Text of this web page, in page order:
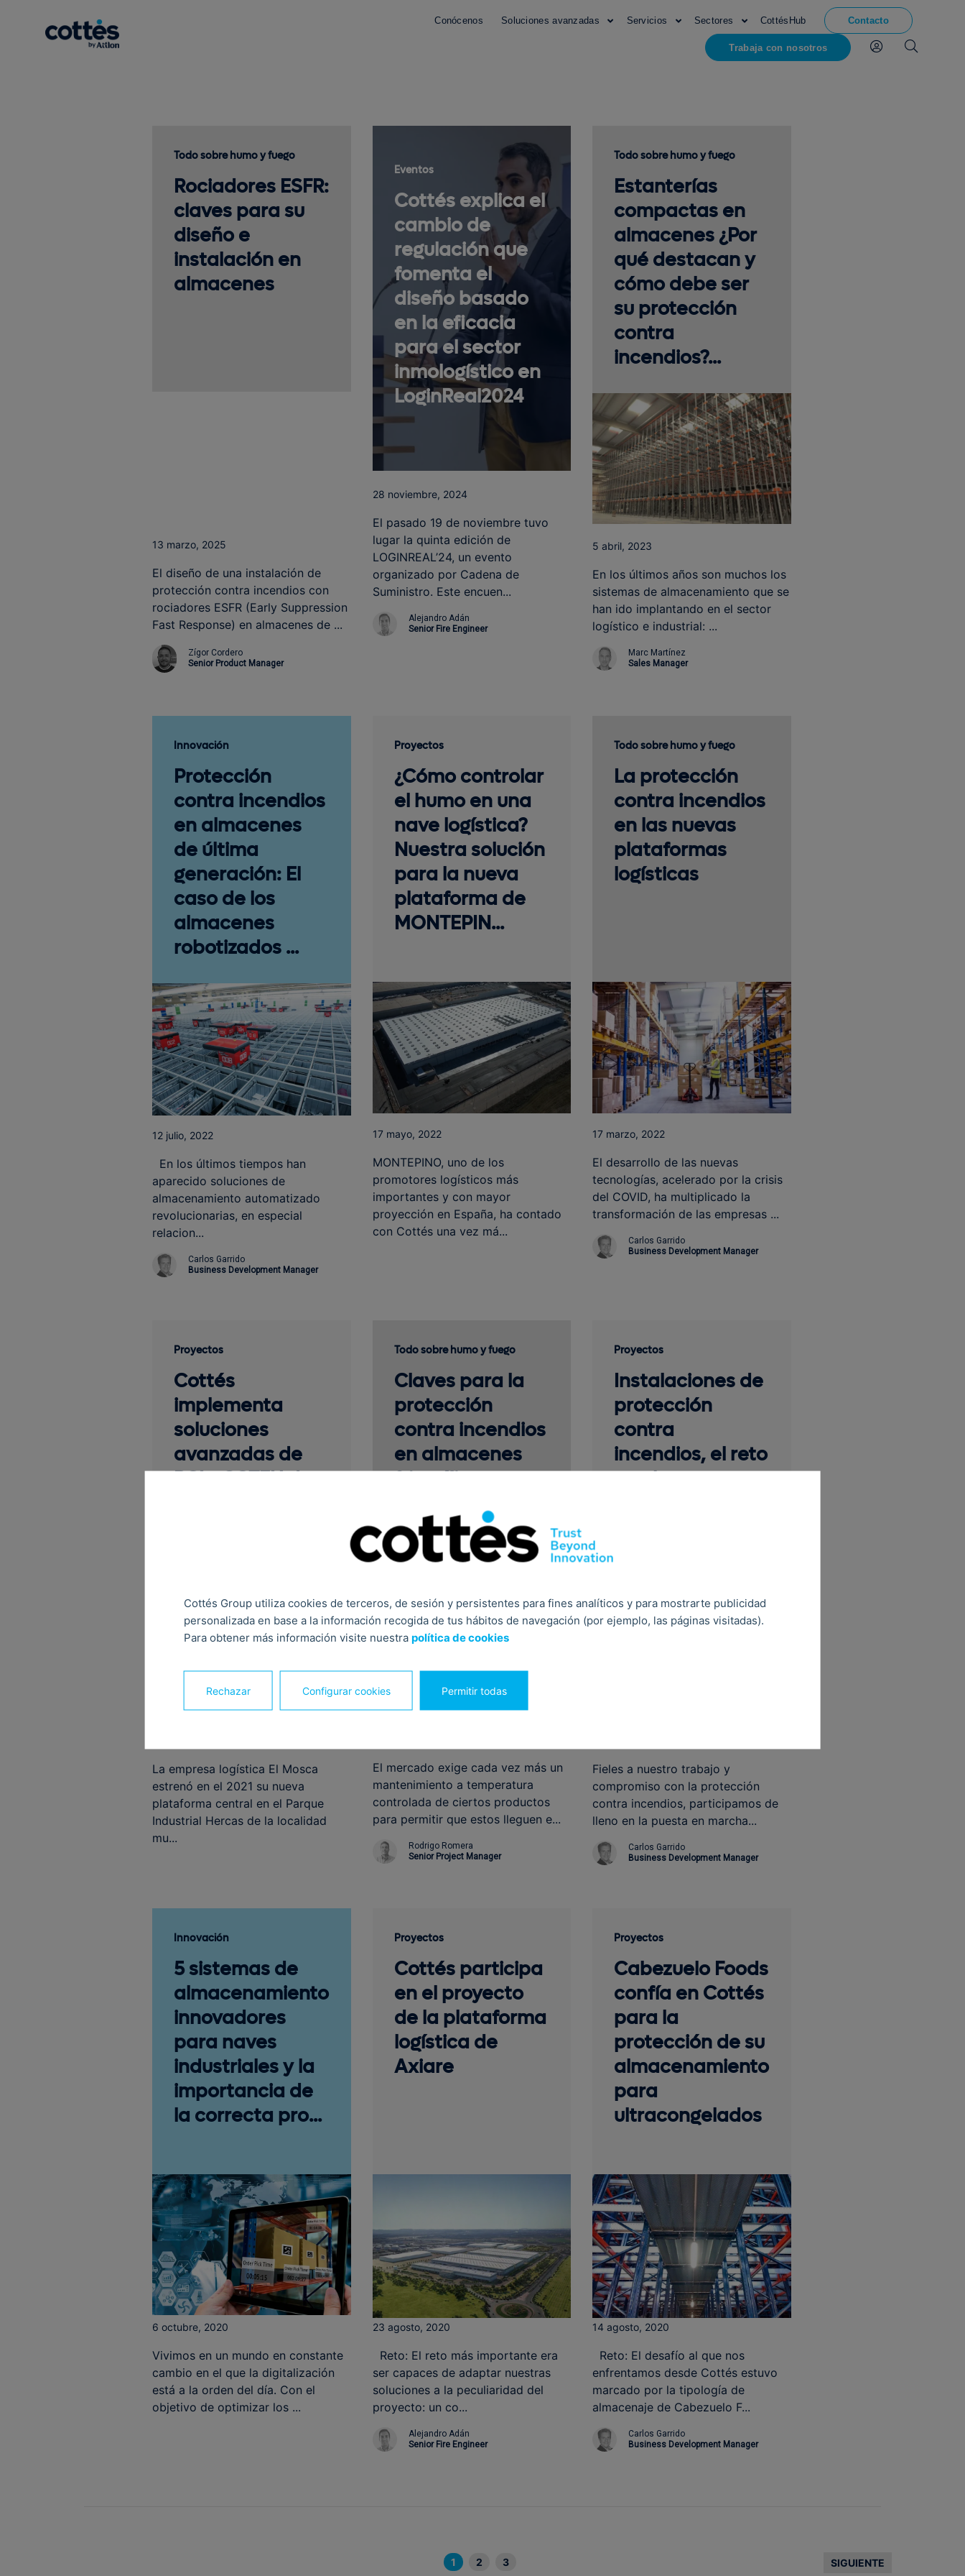
Conócenos Soluciones avanzadas Servicios Sectores CottésHub Contacto
Trabaja con nosotros
Todo sobre humo y fuego
Rociadores ESFR:
claves para su
diseño e
instalación en
almacenes
13 marzo, 2025
El diseño de una instalación de
protección contra incendios con
rociadores ESFR (Early Suppression
Fast Response) en almacenes de ...
Zígor Cordero
Senior Product Manager
Eventos
Cottés explica el
cambio de
regulación que
fomenta el
diseño basado
en la eficacia
para el sector
inmologístico en
LoginReal2024
28 noviembre, 2024
El pasado 19 de noviembre tuvo
lugar la quinta edición de
LOGINREAL’24, un evento
organizado por Cadena de
Suministro. Este encuen...
Alejandro Adán
Senior Fire Engineer
Todo sobre humo y fuego
Estanterías
compactas en
almacenes ¿Por
qué destacan y
cómo debe ser
su protección
contra
incendios?...
5 abril, 2023
En los últimos años son muchos los
sistemas de almacenamiento que se
han ido implantando en el sector
logístico e industrial: ...
Marc Martínez
Sales Manager
Innovación
Protección
contra incendios
en almacenes
de última
generación: El
caso de los
almacenes
robotizados ...
12 julio, 2022
En los últimos tiempos han
aparecido soluciones de
almacenamiento automatizado
revolucionarias, en especial
relacion...
Carlos Garrido
Business Development Manager
Proyectos
¿Cómo controlar
el humo en una
nave logística?
Nuestra solución
para la nueva
plataforma de
MONTEPIN...
17 mayo, 2022
MONTEPINO, uno de los
promotores logísticos más
importantes y con mayor
proyección en España, ha contado
con Cottés una vez má...
Todo sobre humo y fuego
La protección
contra incendios
en las nuevas
plataformas
logísticas
17 marzo, 2022
El desarrollo de las nuevas
tecnologías, acelerado por la crisis
del COVID, ha multiplicado la
transformación de las empresas ...
Carlos Garrido
Business Development Manager
Proyectos
Cottés
implementa
soluciones
avanzadas de
La empresa logística El Mosca
estrenó en el 2021 su nueva
plataforma central en el Parque
Industrial Hercas de la localidad
mu...
Todo sobre humo y fuego
Claves para la
protección
contra incendios
en almacenes
El mercado exige cada vez más un
mantenimiento a temperatura
controlada de ciertos productos
para permitir que estos lleguen e...
Rodrigo Romera
Senior Project Manager
Proyectos
Instalaciones de
protección
contra
incendios, el reto
Fieles a nuestro trabajo y
compromiso con la protección
contra incendios, participamos de
lleno en la puesta en marcha...
Carlos Garrido
Business Development Manager
Innovación
5 sistemas de
almacenamiento
innovadores
para naves
industriales y la
importancia de
la correcta pro...
6 octubre, 2020
Vivimos en un mundo en constante
cambio en el que la digitalización
está a la orden del día. Con el
objetivo de optimizar los ...
Proyectos
Cottés participa
en el proyecto
de la plataforma
logística de
Axiare
23 agosto, 2020
Reto: El reto más importante era
ser capaces de adaptar nuestras
soluciones a la peculiaridad del
proyecto: un co...
Alejandro Adán
Senior Fire Engineer
Proyectos
Cabezuelo Foods
confía en Cottés
para la
protección de su
almacenamiento
para
ultracongelados
14 agosto, 2020
Reto: El desafío al que nos
enfrentamos desde Cottés estuvo
marcado por la tipología de
almacenaje de Cabezuelo F...
Carlos Garrido
Business Development Manager
1 2 3 SIGUIENTE
Cottés Group utiliza cookies de terceros, de sesión y persistentes para fines analíticos y para mostrarte publicidad
personalizada en base a la información recogida de tus hábitos de navegación (por ejemplo, las páginas visitadas).
Para obtener más información visite nuestra política de cookies
Rechazar Configurar cookies Permitir todas